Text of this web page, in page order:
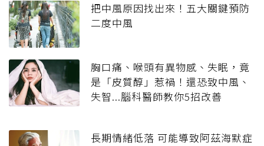
把中風原因找出來！五大關鍵預防
二度中風
胸口痛、喉頭有異物感、失眠，竟
是「皮質醇」惹禍！還恐致中風、
失智...腦科醫師教你5招改善
長期情緒低落 可能導致阿茲海默症